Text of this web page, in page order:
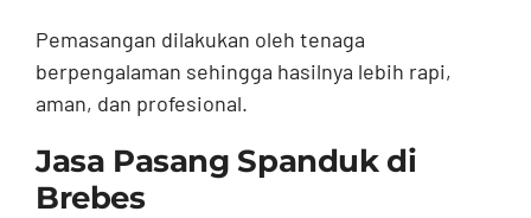
Pemasangan dilakukan oleh tenaga
berpengalaman sehingga hasilnya lebih rapi,
aman, dan profesional.
Jasa Pasang Spanduk di
Brebes